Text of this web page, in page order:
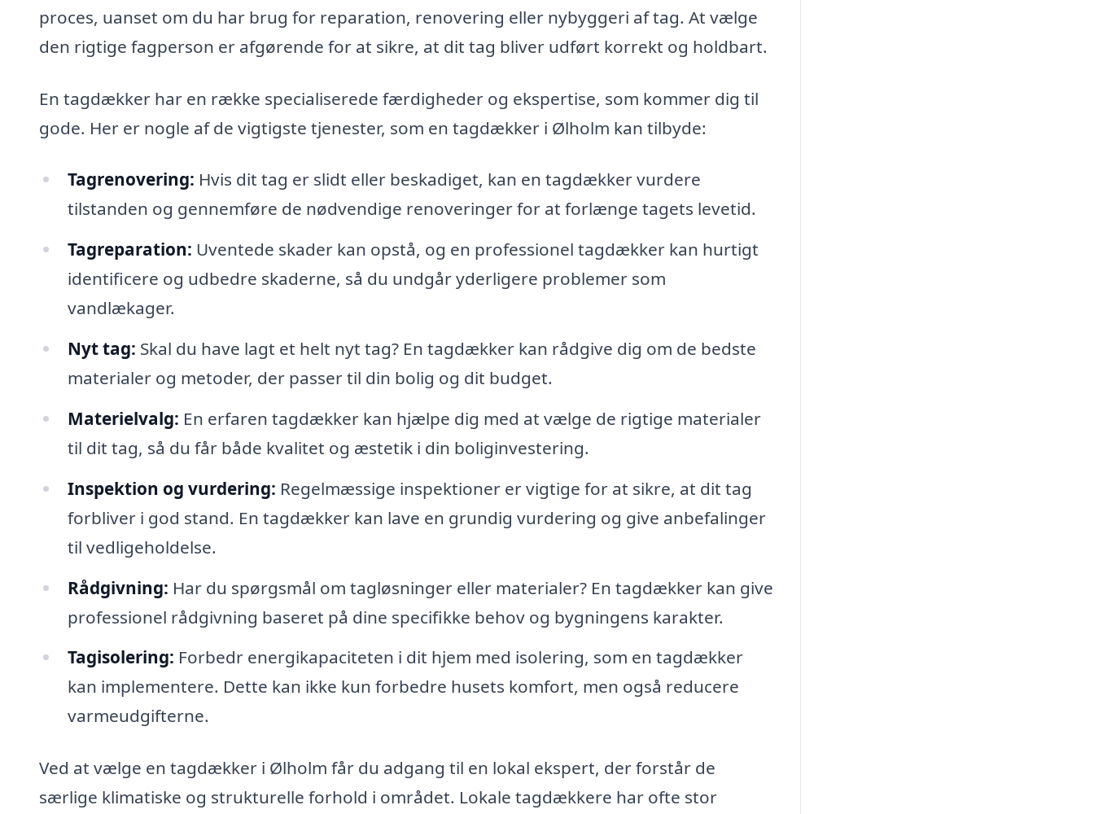
proces, uanset om du har brug for reparation, renovering eller nybyggeri af tag. At vælge
den rigtige fagperson er afgørende for at sikre, at dit tag bliver udført korrekt og holdbart.
En tagdækker har en række specialiserede færdigheder og ekspertise, som kommer dig til
gode. Her er nogle af de vigtigste tjenester, som en tagdækker i Ølholm kan tilbyde:
Tagrenovering: Hvis dit tag er slidt eller beskadiget, kan en tagdækker vurdere
tilstanden og gennemføre de nødvendige renoveringer for at forlænge tagets levetid.
Tagreparation: Uventede skader kan opstå, og en professionel tagdækker kan hurtigt
identificere og udbedre skaderne, så du undgår yderligere problemer som
vandlækager.
Nyt tag: Skal du have lagt et helt nyt tag? En tagdækker kan rådgive dig om de bedste
materialer og metoder, der passer til din bolig og dit budget.
Materielvalg: En erfaren tagdækker kan hjælpe dig med at vælge de rigtige materialer
til dit tag, så du får både kvalitet og æstetik i din boliginvestering.
Inspektion og vurdering: Regelmæssige inspektioner er vigtige for at sikre, at dit tag
forbliver i god stand. En tagdækker kan lave en grundig vurdering og give anbefalinger
til vedligeholdelse.
Rådgivning: Har du spørgsmål om tagløsninger eller materialer? En tagdækker kan give
professionel rådgivning baseret på dine specifikke behov og bygningens karakter.
Tagisolering: Forbedr energikapaciteten i dit hjem med isolering, som en tagdækker
kan implementere. Dette kan ikke kun forbedre husets komfort, men også reducere
varmeudgifterne.
Ved at vælge en tagdækker i Ølholm får du adgang til en lokal ekspert, der forstår de
særlige klimatiske og strukturelle forhold i området. Lokale tagdækkere har ofte stor